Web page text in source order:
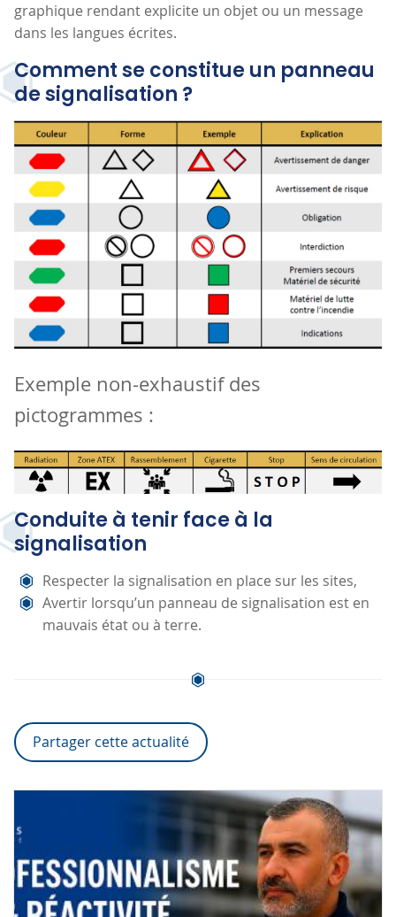
graphique rendant explicite un objet ou un message
dans les langues écrites.
Comment se constitue un panneau
de signalisation ?
Exemple non-exhaustif des
pictogrammes :
Conduite à tenir face à la
signalisation
Respecter la signalisation en place sur les sites,
Avertir lorsqu’un panneau de signalisation est en
mauvais état ou à terre.
Partager cette actualité